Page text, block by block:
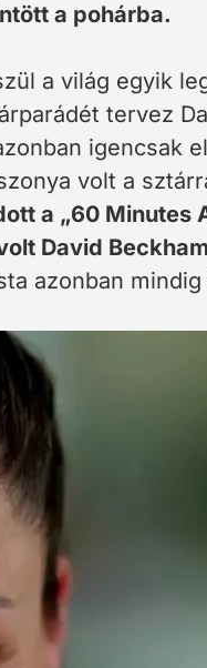
a pohárba.
a világ egyik
tervez
igencsak
volt a
a „60 Minutes
David
azonban